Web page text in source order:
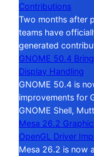
Contributions
Two months after
teams have
generated
GNOME 50.4
Display Handling
GNOME 50.4 is
improvements for
GNOME Shell,
Mesa 26.2
OpenGL Driver
Mesa 26.2 is now